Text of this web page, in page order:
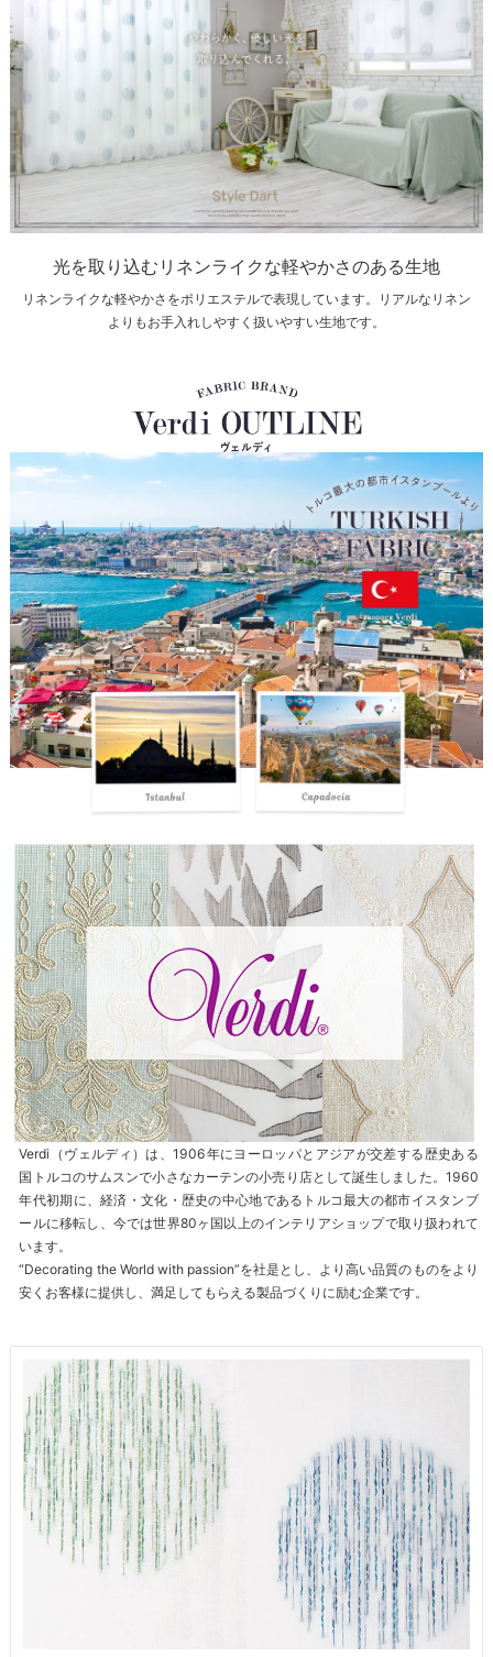
光を取り込むリネンライクな軽やかさのある生地
リネンライクな軽やかさをポリエステルで表現しています。リアルなリネン
よりもお手入れしやすく扱いやすい生地です。
Verdi（ヴェルディ）は、1906年にヨーロッパとアジアが交差する歴史ある
国トルコのサムスンで小さなカーテンの小売り店として誕生しました。1960
年代初期に、経済・文化・歴史の中心地であるトルコ最大の都市イスタンブ
ールに移転し、今では世界80ヶ国以上のインテリアショップで取り扱われて
います。
“Decorating the World with passion”を社是とし、より高い品質のものをより
安くお客様に提供し、満足してもらえる製品づくりに励む企業です。